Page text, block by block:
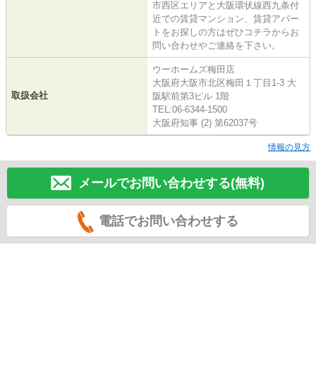
市西区エリアと大阪環状線西九条付
近での賃貸マンション、賃貸アパー
トをお探しの方はぜひコチラからお
問い合わせやご連絡を下さい。
取扱会社
ウーホームズ梅田店
大阪府大阪市北区梅田１丁目1-3 大
阪駅前第3ビル 1階
TEL:06-6344-1500
大阪府知事 (2) 第62037号
情報の見方
メールでお問い合わせする(無料)
電話でお問い合わせする